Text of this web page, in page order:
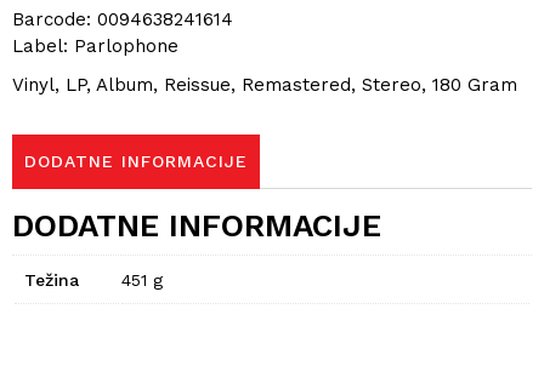
Barcode: 0094638241614
Label: Parlophone
Vinyl, LP, Album, Reissue, Remastered, Stereo, 180 Gram
DODATNE INFORMACIJE
DODATNE INFORMACIJE
Težina 451 g